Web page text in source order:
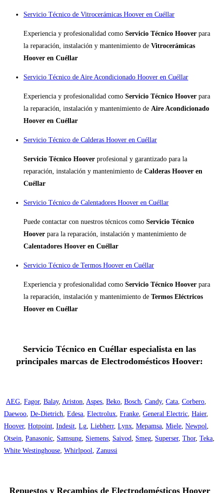
Servicio Técnico de Vitrocerámicas Hoover en Cuéllar
Experiencia y profesionalidad como Servicio Técnico Hoover para
la reparación, instalación y mantenimiento de Vitrocerámicas
Hoover en Cuéllar
Servicio Técnico de Aire Acondicionado Hoover en Cuéllar
Experiencia y profesionalidad como Servicio Técnico Hoover para
la reparación, instalación y mantenimiento de Aire Acondicionado
Hoover en Cuéllar
Servicio Técnico de Calderas Hoover en Cuéllar
Servicio Técnico Hoover profesional y garantizado para la
reparación, instalación y mantenimiento de Calderas Hoover en
Cuéllar
Servicio Técnico de Calentadores Hoover en Cuéllar
Puede contactar con nuestros técnicos como Servicio Técnico
Hoover para la reparación, instalación y mantenimiento de
Calentadores Hoover en Cuéllar
Servicio Técnico de Termos Hoover en Cuéllar
Experiencia y profesionalidad como Servicio Técnico Hoover para
la reparación, instalación y mantenimiento de Termos Eléctricos
Hoover en Cuéllar
Servicio Técnico en Cuéllar especialista en las
principales marcas de Electrodomésticos Hoover:
AEG, Fagor, Balay, Ariston, Aspes, Beko, Bosch, Candy, Cata, Corbero,
Daewoo, De-Dietrich, Edesa, Electrolux, Franke, General Electric, Haier,
Hoover, Hotpoint, Indesit, Lg, Liebherr, Lynx, Mepamsa, Miele, Newpol,
Otsein, Panasonic, Samsung, Siemens, Saivod, Smeg, Superser, Thor, Teka,
White Westinghouse, Whirlpool, Zanussi
Repuestos y Recambios de Electrodomésticos Hoover